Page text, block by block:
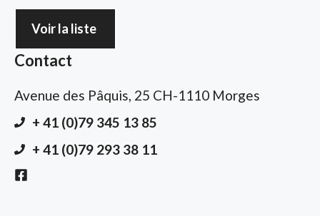
Voir la liste
Contact
Avenue des Pâquis, 25 CH-1110 Morges
+ 41 (0)79 345 13 85
+ 41 (0)79 293 38 11